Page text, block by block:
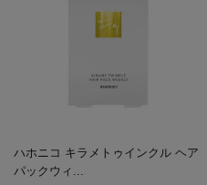
ハホニコ キラメトゥインクル ヘア
パックウィ...